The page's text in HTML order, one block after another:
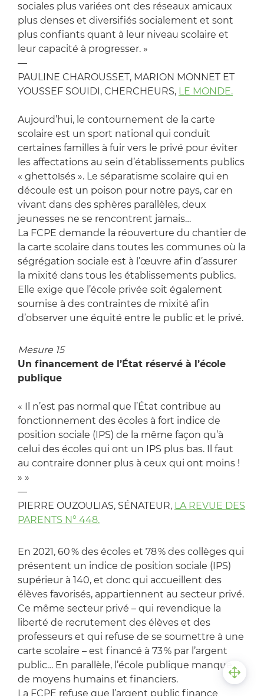
sociales plus variées ont des réseaux amicaux
plus denses et diversifiés socialement et sont
plus confiants quant à leur niveau scolaire et
leur capacité à progresser. »
—
PAULINE CHAROUSSET, MARION MONNET ET
YOUSSEF SOUIDI, CHERCHEURS, LE MONDE.
Aujourd’hui, le contournement de la carte
scolaire est un sport national qui conduit
certaines familles à fuir vers le privé pour éviter
les affectations au sein d’établissements publics
« ghettoïsés ». Le séparatisme scolaire qui en
découle est un poison pour notre pays, car en
vivant dans des sphères parallèles, deux
jeunesses ne se rencontrent jamais…
La FCPE demande la réouverture du chantier de
la carte scolaire dans toutes les communes où la
ségrégation sociale est à l’œuvre afin d’assurer
la mixité dans tous les établissements publics.
Elle exige que l’école privée soit également
soumise à des contraintes de mixité afin
d’observer une équité entre le public et le privé.
Mesure 15
Un financement de l’État réservé à l’école
publique
« Il n’est pas normal que l’État contribue au
fonctionnement des écoles à fort indice de
position sociale (IPS) de la même façon qu’à
celui des écoles qui ont un IPS plus bas. Il faut
au contraire donner plus à ceux qui ont moins !
» »
—
PIERRE OUZOULIAS, SÉNATEUR, LA REVUE DES
PARENTS N° 448.
En 2021, 60 % des écoles et 78 % des collèges qui
présentent un indice de position sociale (IPS)
supérieur à 140, et donc qui accueillent des
élèves favorisés, appartiennent au secteur privé.
Ce même secteur privé – qui revendique la
liberté de recrutement des élèves et des
professeurs et qui refuse de se soumettre à une
carte scolaire – est financé à 73 % par l’argent
public… En parallèle, l’école publique manque
de moyens humains et financiers.
La FCPE refuse que l’argent public finance